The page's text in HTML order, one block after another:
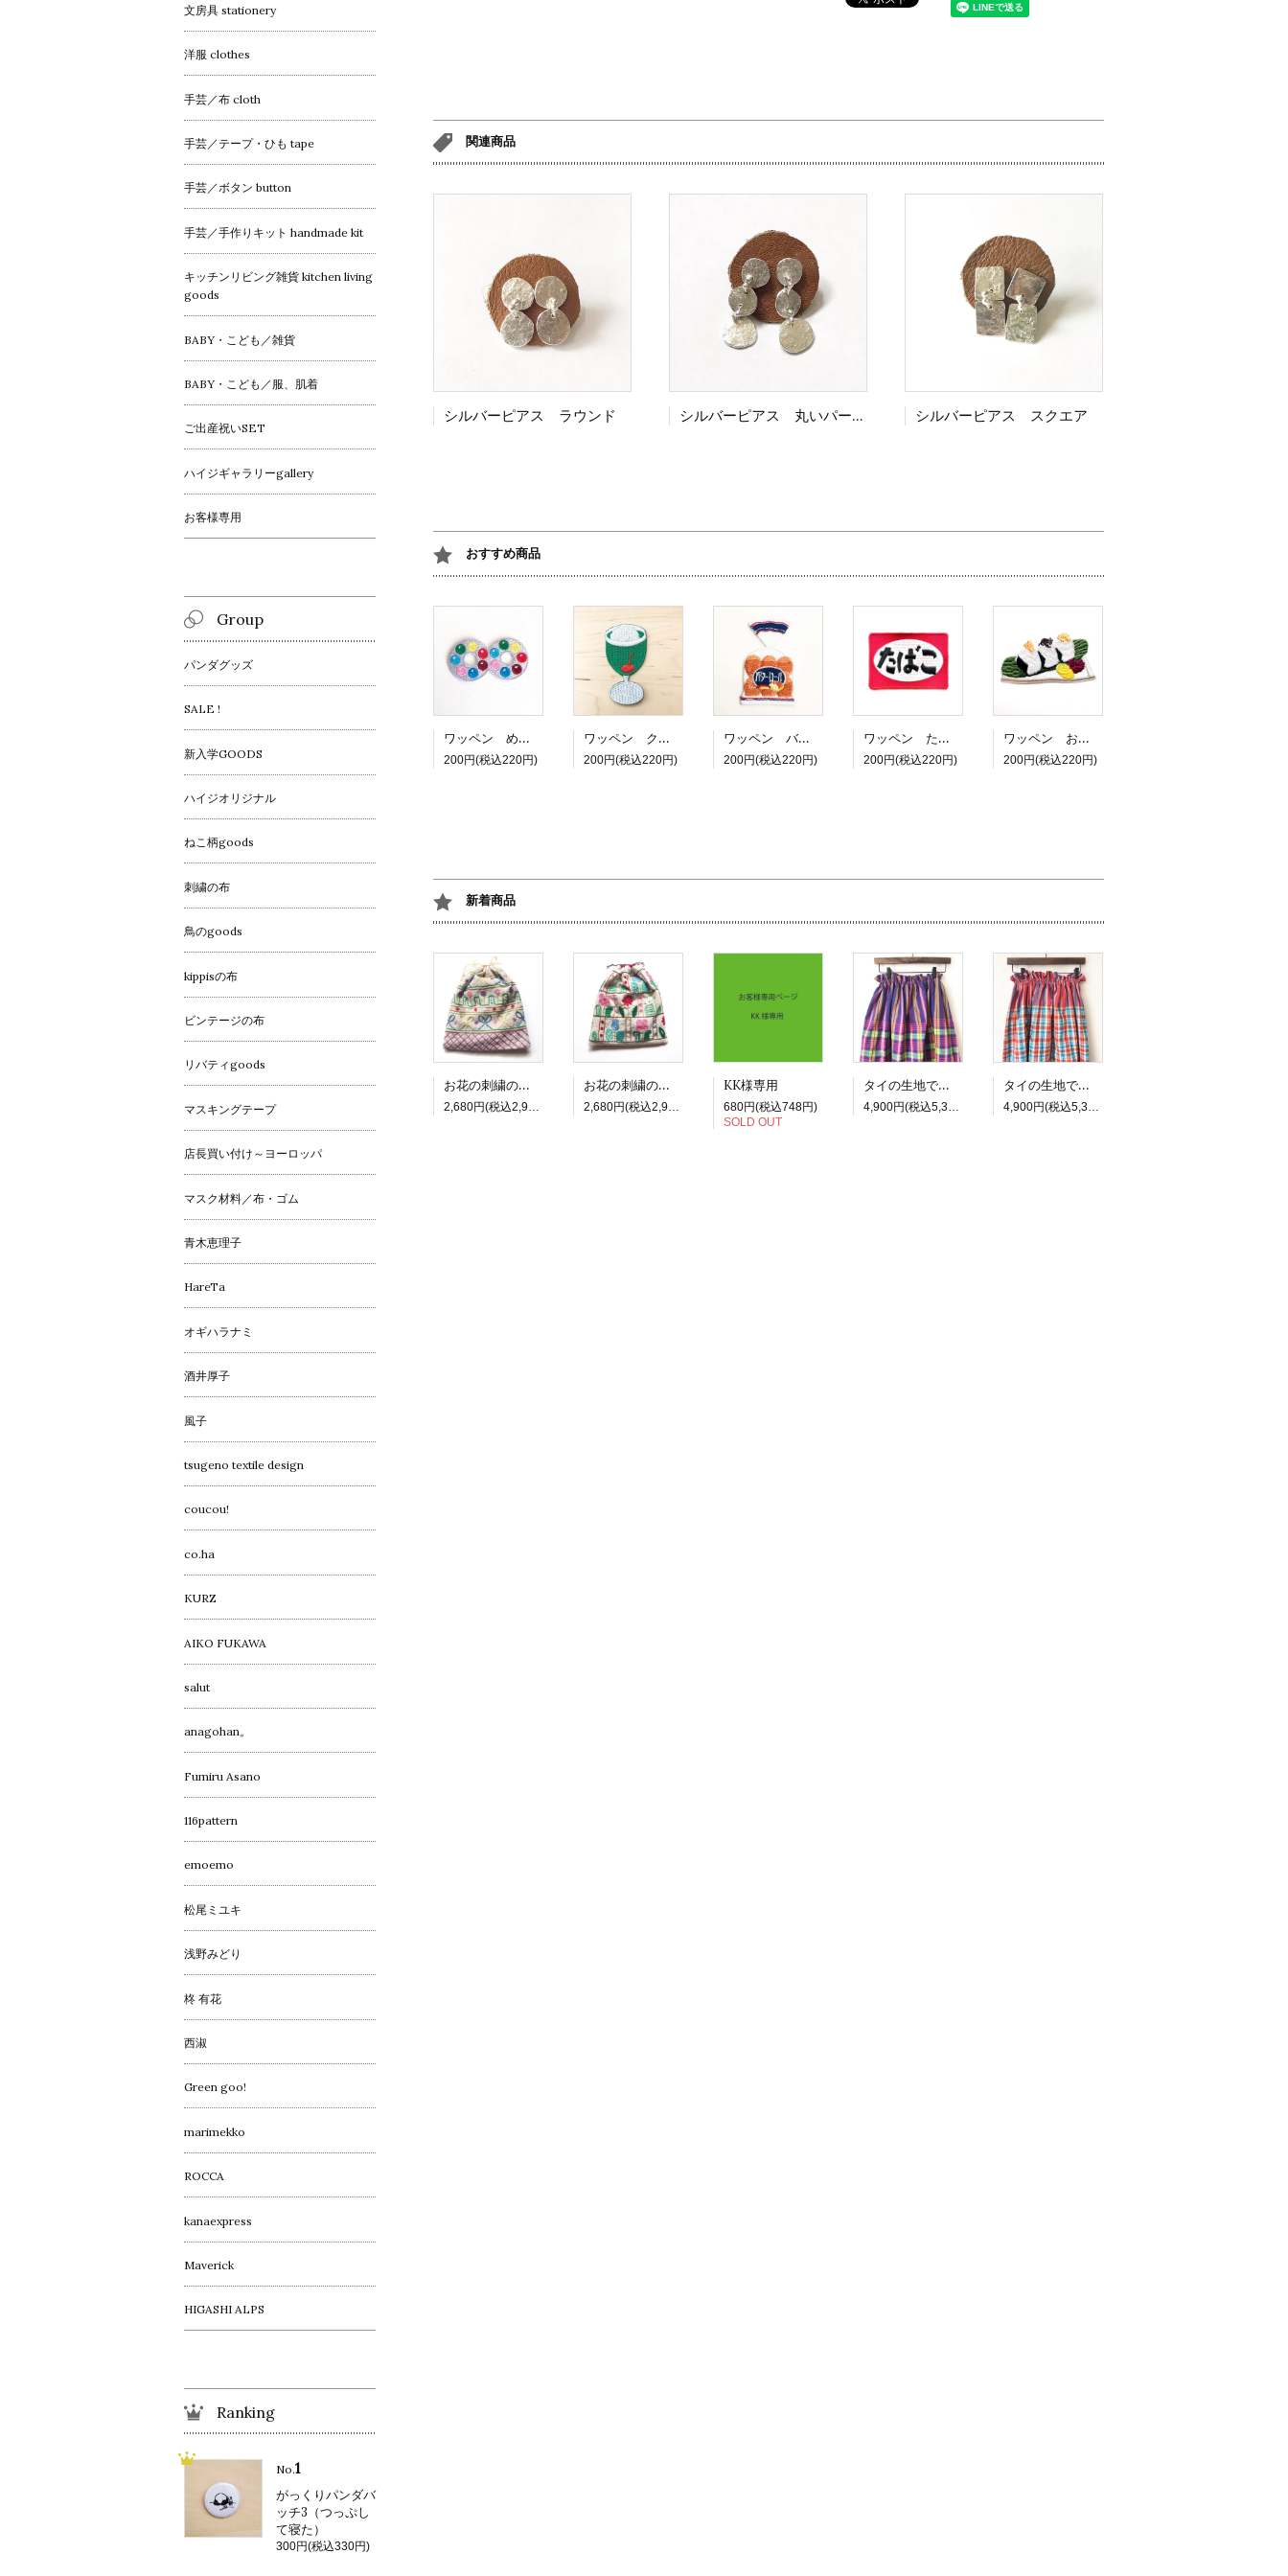
関連商品
シルバーピアス ラウンド シルバーピアス 丸いパーツ3つ シルバーピアス スクエア
おすすめ商品
ワッペン めがねチョコ
200円(税込220円)
ワッペン クリームソーダ
200円(税込220円)
ワッペン バターロール
200円(税込220円)
ワッペン たばこ
200円(税込220円)
ワッペン おにぎり3つ
200円(税込220円)
新着商品
お花の刺繍の四角巾着_3 リボン
2,680円(税込2,948円)
お花の刺繍の四角巾着_2 チューリップ
2,680円(税込2,948円)
KK様専用
680円(税込748円)
SOLD OUT
タイの生地で作ったふんわりロングギャザースカート 3
4,900円(税込5,390円)
タイの生地で作ったふんわりロングギャザースカート 2
4,900円(税込5,390円)
文房具 stationery
洋服 clothes
手芸／布 cloth
手芸／テープ・ひも tape
手芸／ボタン button
手芸／手作りキット handmade kit
キッチンリビング雑貨 kitchen living
goods
BABY・こども／雑貨
BABY・こども／服、肌着
ご出産祝いSET
ハイジギャラリーgallery
お客様専用
Group
パンダグッズ
SALE !
新入学GOODS
ハイジオリジナル
ねこ柄goods
刺繍の布
鳥のgoods
kippisの布
ビンテージの布
リバティgoods
マスキングテープ
店長買い付け～ヨーロッパ
マスク材料／布・ゴム
青木恵理子
HareTa
オギハラナミ
酒井厚子
風子
tsugeno textile design
coucou!
co.ha
KURZ
AIKO FUKAWA
salut
anagohan。
Fumiru Asano
116pattern
emoemo
松尾ミユキ
浅野みどり
柊 有花
西淑
Green goo!
marimekko
ROCCA
kanaexpress
Maverick
HIGASHI ALPS
Ranking
No.1
がっくりパンダバ
ッチ3（つっぷし
て寝た）
300円(税込330円)